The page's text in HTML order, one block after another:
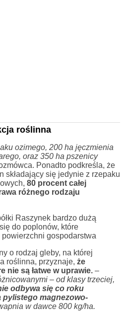
roślinna
ozimego, 200 ha jęczmienia
oraz 350 ha pszenicy
Ponadto podkreśla, że
składający się jedynie z rzepaku
80 procent całej
różnego rodzaju
Raszynek bardzo dużą
do poplonów, które
powierzchni gospodarstwa
o rodzaj gleby, na której
roślinna, przyznaje, że
nie są łatwe w uprawie. –
– od klasy trzeciej,
odbywa się co roku
pylistego magnezowo-
w dawce 800 kg/ha.